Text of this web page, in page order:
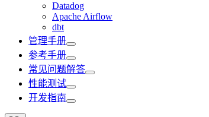
Datadog
Apache Airflow
dbt
管理手册
参考手册
常见问题解答
性能测试
开发指南